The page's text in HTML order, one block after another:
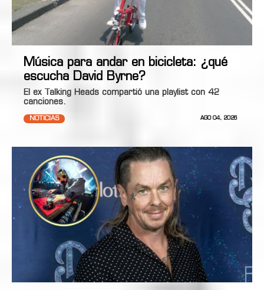
Música para andar en bicicleta: ¿qué
escucha David Byrne?
El ex Talking Heads compartió una playlist con 42
canciones.
NOTICIAS AGO 04, 2026